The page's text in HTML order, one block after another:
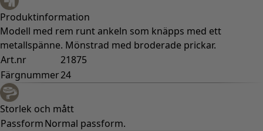
Produktinformation
Modell med rem runt ankeln som knäpps med ett
metallspänne. Mönstrad med broderade prickar.
Art.nr
21875
Färgnummer24
Storlek och mått
PassformNormal passform.